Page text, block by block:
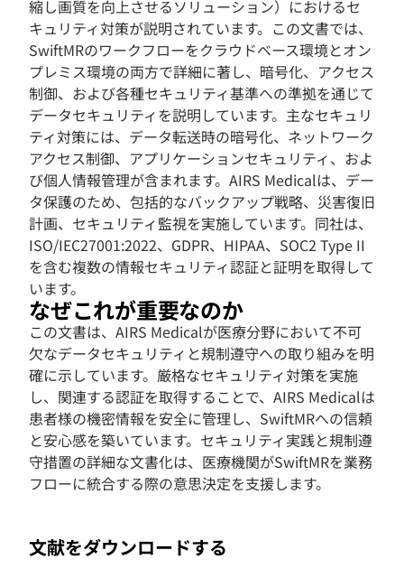
文献をダウンロードする
縮し画質を向上させるソリューション）におけるセ
キュリティ対策が説明されています。この文書では、
SwiftMRのワークフローをクラウドベース環境とオン
プレミス環境の両方で詳細に著し、暗号化、アクセス
制御、および各種セキュリティ基準への準拠を通じて
データセキュリティを説明しています。主なセキュリ
ティ対策には、データ転送時の暗号化、ネットワーク
アクセス制御、アプリケーションセキュリティ、およ
び個人情報管理が含まれます。AIRS Medicalは、デー
タ保護のため、包括的なバックアップ戦略、災害復旧
計画、セキュリティ監視を実施しています。同社は、
ISO/IEC27001:2022、GDPR、HIPAA、SOC2 Type II
を含む複数の情報セキュリティ認証と証明を取得して
います。
なぜこれが重要なのか
この文書は、AIRS Medicalが医療分野において不可
欠なデータセキュリティと規制遵守への取り組みを明
確に示しています。厳格なセキュリティ対策を実施
し、関連する認証を取得することで、AIRS Medicalは
患者様の機密情報を安全に管理し、SwiftMRへの信頼
と安心感を築いています。セキュリティ実践と規制遵
守措置の詳細な文書化は、医療機関がSwiftMRを業務
フローに統合する際の意思決定を支援します。